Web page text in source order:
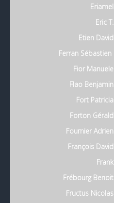
Eriamel
Eric T.
Etien David
Ferran Sébastien
Fior Manuele
Flao Benjamin
Fort Patricia
Forton Gérald
Fournier Adrien
François David
Frank
Frébourg Benoit
Fructus Nicolas